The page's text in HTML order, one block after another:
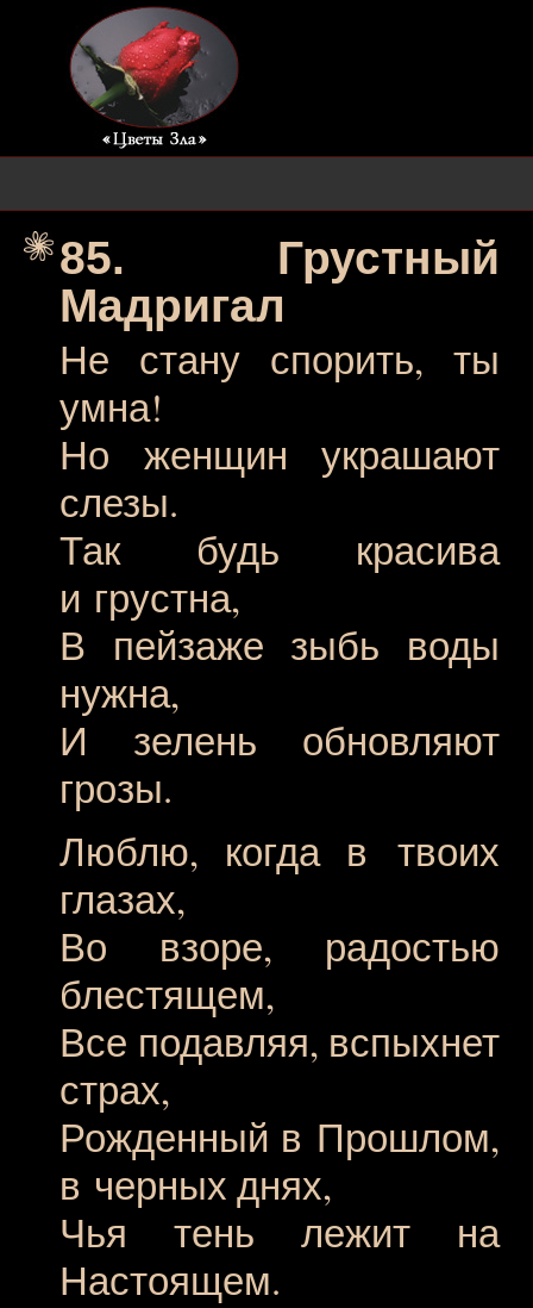
85. Грустный
Мадригал
Не стану спорить, ты
умна!
Но женщин украшают
слезы.
Так будь красива
и грустна,
В пейзаже зыбь воды
нужна,
И зелень обновляют
грозы.
Люблю, когда в твоих
глазах,
Во взоре, радостью
блестящем,
Все подавляя, вспыхнет
страх,
Рожденный в Прошлом,
в черных днях,
Чья тень лежит на
Настоящем.